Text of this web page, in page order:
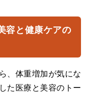
容と健康ケアの
、体重増加が気にな
た医療と美容のトー